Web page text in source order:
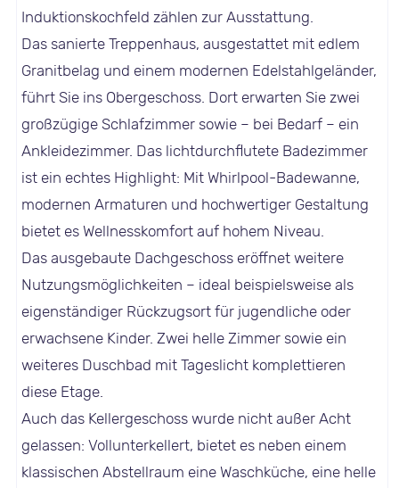
Induktionskochfeld zählen zur Ausstattung.
Das sanierte Treppenhaus, ausgestattet mit edlem
Granitbelag und einem modernen Edelstahlgeländer,
führt Sie ins Obergeschoss. Dort erwarten Sie zwei
großzügige Schlafzimmer sowie – bei Bedarf – ein
Ankleidezimmer. Das lichtdurchflutete Badezimmer
ist ein echtes Highlight: Mit Whirlpool-Badewanne,
modernen Armaturen und hochwertiger Gestaltung
bietet es Wellnesskomfort auf hohem Niveau.
Das ausgebaute Dachgeschoss eröffnet weitere
Nutzungsmöglichkeiten – ideal beispielsweise als
eigenständiger Rückzugsort für jugendliche oder
erwachsene Kinder. Zwei helle Zimmer sowie ein
weiteres Duschbad mit Tageslicht komplettieren
diese Etage.
Auch das Kellergeschoss wurde nicht außer Acht
gelassen: Vollunterkellert, bietet es neben einem
klassischen Abstellraum eine Waschküche, eine helle